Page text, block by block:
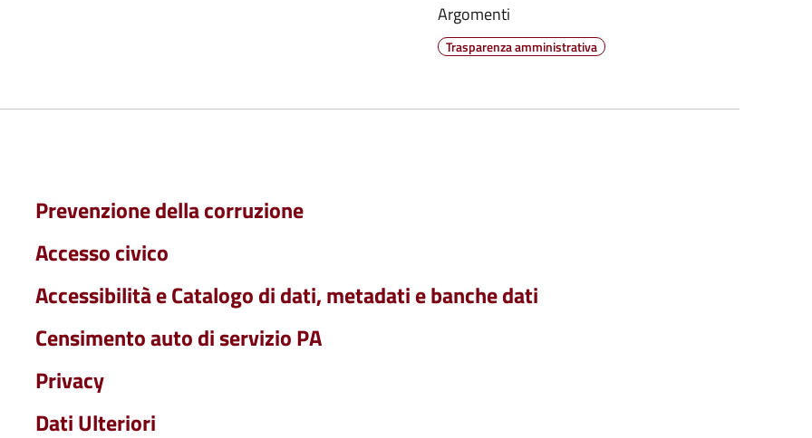
Argomenti
Trasparenza amministrativa
Prevenzione della corruzione
Accesso civico
Accessibilità e Catalogo di dati, metadati e banche dati
Censimento auto di servizio PA
Privacy
Dati Ulteriori